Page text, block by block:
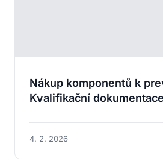
Nákup komponentů k
Kvalifikační dokumentace
4. 2. 2026